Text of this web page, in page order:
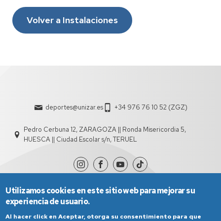
Pabellón Deportivo Campus San Francisco
55 34 19
Seguridad Unizar: 976 76 11 12
Volver a Instalaciones
deportes@unizar.es +34 976 76 10 52 (ZGZ)
Pedro Cerbuna 12, ZARAGOZA || Ronda Misericordia 5,
HUESCA || Ciudad Escolar s/n, TERUEL
Utilizamos cookies en este sitio web para mejorar su
experiencia de usuario.
Al hacer click en Aceptar, otorga su consentimiento para que